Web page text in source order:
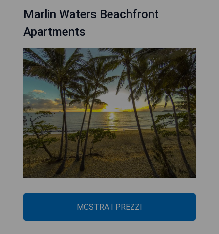
Marlin Waters Beachfront
Apartments
MOSTRA I PREZZI